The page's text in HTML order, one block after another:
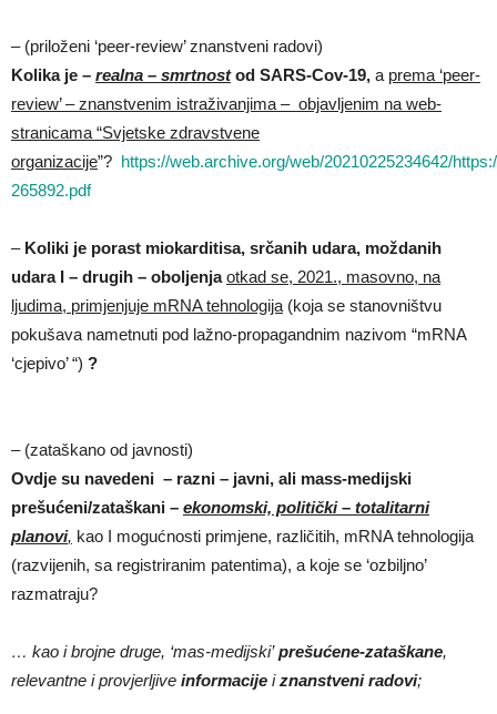
– (priloženi ‘peer-review’ znanstveni radovi)
Kolika je – realna – smrtnostod SARS-Cov-19, a prema ‘peer-
review’ – znanstvenim istraživanjima – objavljenim na web-
stranicama “Svjetske zdravstvene
organizacije”? https://web.archive.org/web/20210225234642/
265892.pdf
– Koliki je porast miokarditisa, srčanih udara, moždanih
udara I – drugih – oboljenja otkad se, 2021., masovno, na
ljudima, primjenjuje mRNA tehnologija (koja se stanovništvu
pokušava nametnuti pod lažno-propagandnim nazivom “mRNA
‘cjepivo’ “) ?
– (zataškano od javnosti)
Ovdje su navedeni – razni – javni, ali mass-medijski
prešućeni/zataškani – ekonomski, politički– totalitarni
planovi, kao I mogućnosti primjene, različitih, mRNA tehnologija
(razvijenih, sa registriranim patentima), a koje se ‘ozbiljno’
razmatraju?
… kao i brojne druge, ‘mas-medijski’prešućene-zataškane,
relevantne i provjerljive informacije iznanstveni radovi;